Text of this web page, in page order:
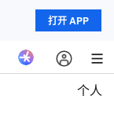
打开 APP
个人